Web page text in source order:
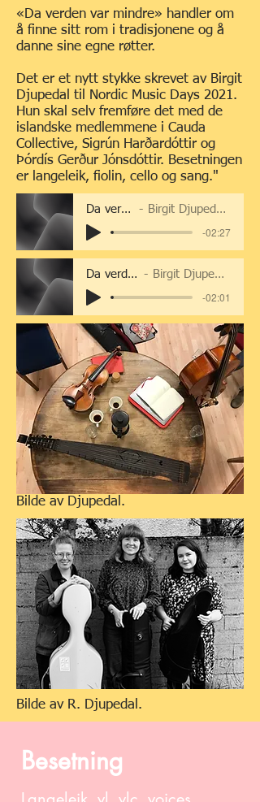
«Da verden var mindre» handler om
å finne sitt rom i tradisjonene og å
danne sine egne røtter.
Det er et nytt stykke skrevet av Birgit
Djupedal til Nordic Music Days 2021.
Hun skal selv fremføre det med de
islandske medlemmene i Cauda
Collective, Sigrún Harðardóttir og
Þórdís Gerður Jónsdóttir. Besetningen
er langeleik, fiolin, cello og sang."
Da verden var mindre, excerpt 1 Birgit Djupedal, Sigrún Harðardóttir and Þórdís Gerður Jónsdóttir
-02:27
Da verden var mindre final, excerpts 2 Birgit Djupedal, Sigrún Harðardóttir and Þórdís Gerður Jónsdóttir
-02:01
Bilde av Djupedal.
Bilde av R. Djupedal.
Besetning